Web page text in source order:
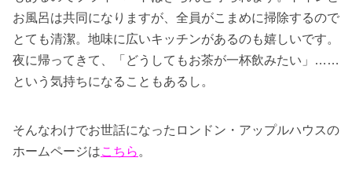
お風呂は共同になりますが、全員がこまめに掃除するので
とても清潔。地味に広いキッチンがあるのも嬉しいです。
夜に帰ってきて、「どうしてもお茶が一杯飲みたい」……
という気持ちになることもあるし。
そんなわけでお世話になったロンドン・アップルハウスの
ホームページはこちら 。